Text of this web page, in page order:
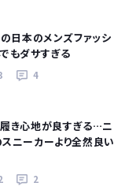
日本のメンズファッシ
もダサすぎる
4
き心地が良すぎる…ニ
ニーカーより全然良い
2